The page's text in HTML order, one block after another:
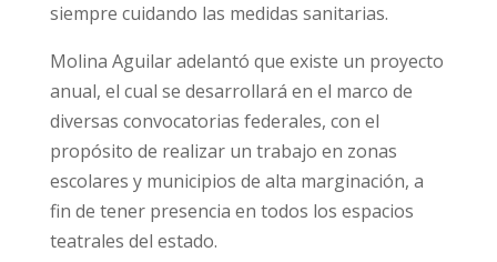
siempre cuidando las medidas sanitarias.
Molina Aguilar adelantó que existe un proyecto
anual, el cual se desarrollará en el marco de
diversas convocatorias federales, con el
propósito de realizar un trabajo en zonas
escolares y municipios de alta marginación, a
fin de tener presencia en todos los espacios
teatrales del estado.